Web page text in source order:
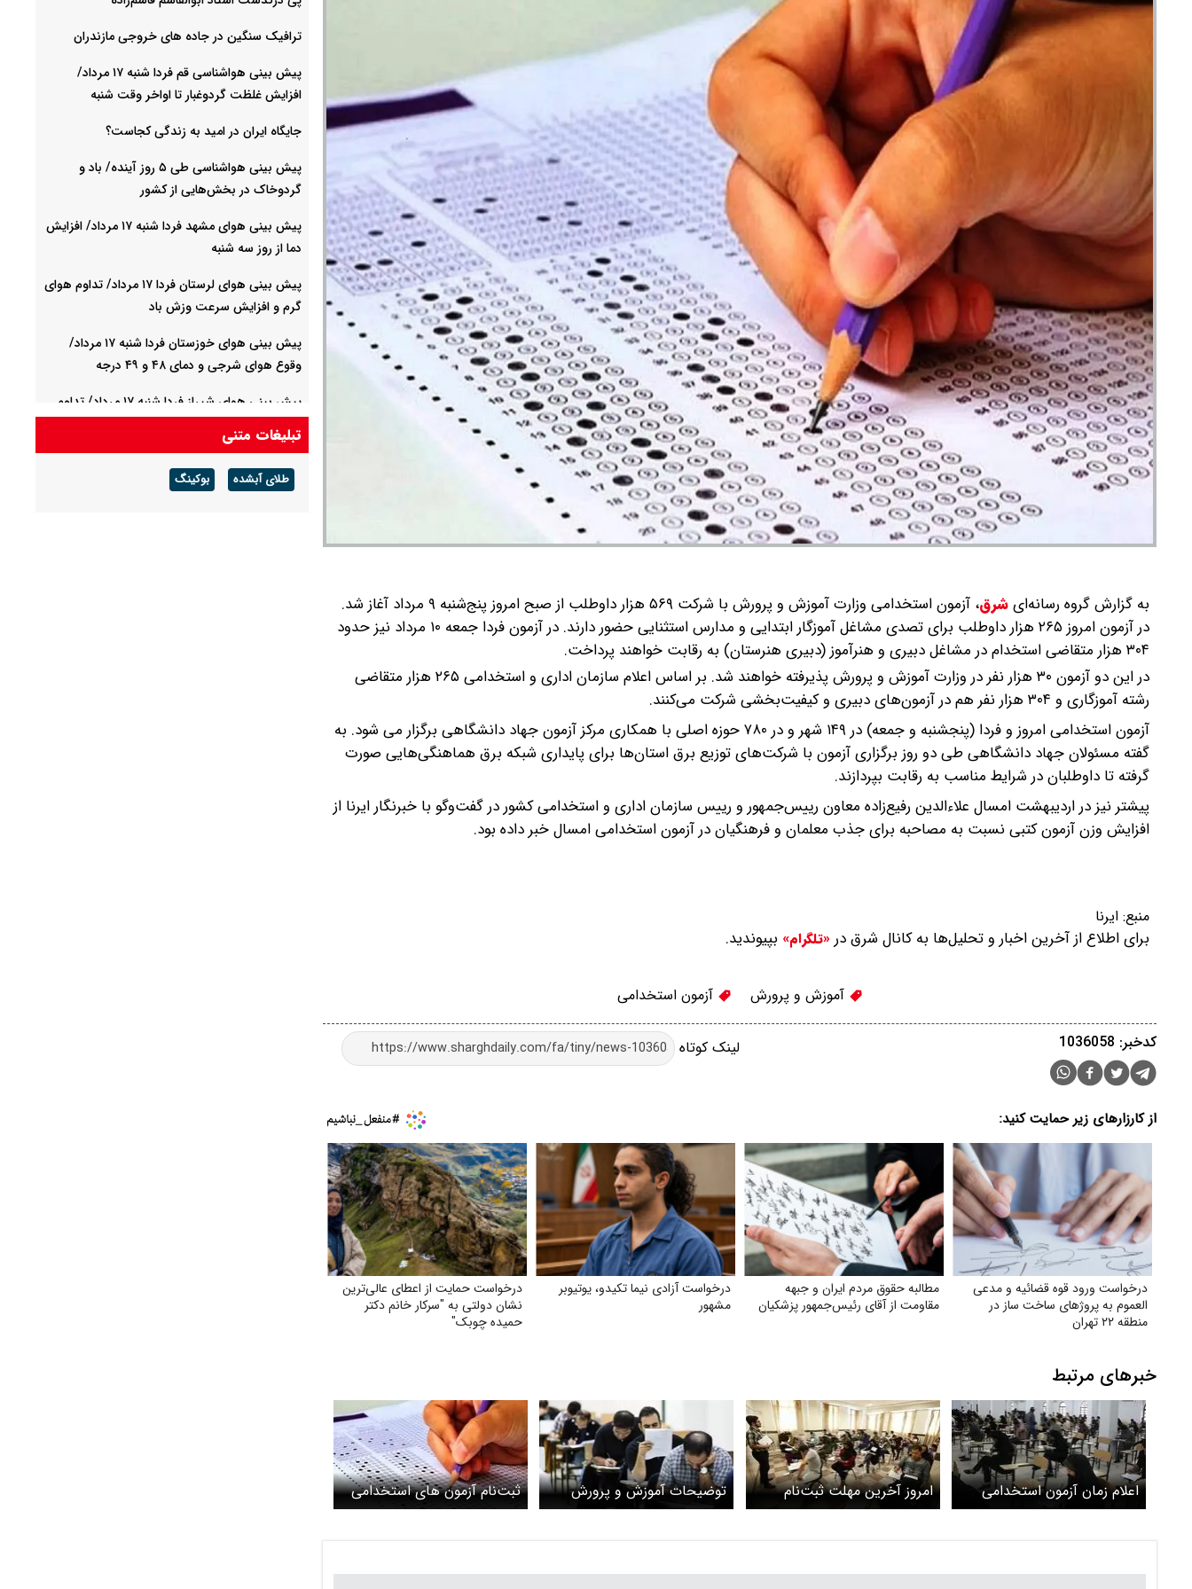
به گزارش گروه رسانه‌ایشرق،
آزمون استخدامی وزارت آموزش‌ و پرورش با شرکت ۵۶۹ هزار داوطلب از صبح امروز پنج‌شنبه ۹ مرداد آغاز شد.
در آزمون امروز ۲۶۵ هزار داوطلب برای تصدی مشاغل آموزگار ابتدایی و مدارس استثنایی حضور دارند. در آزمون فردا جمعه ۱۰ مرداد نیز حدود
۳۰۴ هزار متقاضی استخدام در مشاغل دبیری و هنرآموز (دبیری هنرستان) به رقابت خواهند پرداخت.
در این دو آزمون ۳۰ هزار نفر در وزارت آموزش و پرورش پذیرفته خواهند شد. بر اساس اعلام سازمان اداری و استخدامی ۲۶۵ هزار متقاضی
رشته آموزگاری و ۳۰۴ هزار نفر هم در آزمون‌های دبیری و کیفیت‌بخشی شرکت می‌کنند.
آزمون استخدامی امروز و فردا (پنجشنبه و جمعه) در ۱۴۹ شهر و در ۷۸۰ حوزه اصلی با همکاری مرکز آزمون جهاد دانشگاهی برگزار می شود. به
گفته مسئولان جهاد دانشگاهی طی دو روز برگزاری آزمون با شرکت‌های توزیع برق استان‌ها برای پایداری شبکه برق هماهنگی‌هایی صورت
گرفته تا داوطلبان در شرایط مناسب به رقابت بپردازند.
پیشتر نیز در اردیبهشت امسال علاءالدین رفیع‌زاده معاون رییس‌جمهور و رییس سازمان اداری و استخدامی کشور در گفت‌وگو با خبرنگار ایرنا از
افزایش وزن آزمون کتبی نسبت به مصاحبه برای جذب معلمان و فرهنگیان در آزمون استخدامی امسال خبر داده بود.
منبع: ایرنا
برای اطلاع از آخرین اخبار و تحلیل‌ها به کانال شرق در «تلگرام» بپیوندید.
آموزش و پرورش آزمون استخدامی
لینک کوتاه کدخبر: 1036058
از کارزارهای زیر حمایت کنید:
درخواست ورود قوه قضائیه و مدعی
العموم به پروژهای ساخت ساز در
منطقه ۲۲ تهران
مطالبه حقوق مردم ایران و جبهه
مقاومت از آقای رئیس‌جمهور پزشکیان
درخواست آزادی نیما تکیدو، یوتیوبر
مشهور
درخواست حمایت از اعطای عالی‌ترین
نشان دولتی به "سرکار خانم دکتر
حمیده چوبک"
خبرهای مرتبط
اعلام زمان آزمون استخدامی
آموزش و پرورش
امروز آخرین مهلت ثبت‌نام
آزمون استخدامی آموزش و
توضیحات آموزش و پرورش
درباره آزمون استخدامی ۱۴۰۴/
ثبت‌نام آزمون های استخدامی
از هفته دیگر آغاز می‌شود +
ترافیک سنگین در جاده های خروجی مازندران
پیش بینی هواشناسی قم فردا شنبه ۱۷ مرداد/
افزایش غلظت گردوغبار تا اواخر وقت شنبه
جایگاه ایران در امید به زندگی کجاست؟
پیش بینی هواشناسی طی ۵ روز آینده/ باد و
گردوخاک در بخش‌هایی از کشور
پیش بینی هوای مشهد فردا شنبه ۱۷ مرداد/ افزایش
دما از روز سه شنبه
پیش بینی هوای لرستان فردا ۱۷ مرداد/ تداوم هوای
گرم و افزایش سرعت وزش باد
پیش بینی هوای خوزستان فردا شنبه ۱۷ مرداد/
وقوع هوای شرجی و دمای ۴۸ و ۴۹ درجه
پیش بینی هوای شیراز فردا شنبه ۱۷ مرداد/ تداوم
هوای نسبتاً شرجی و ماندگاری گرما در فارس
مسیر جنوب به شمال چالوس و آزادراه مسدود شد
تبلیغات متنی
طلای آبشده بوکینگ